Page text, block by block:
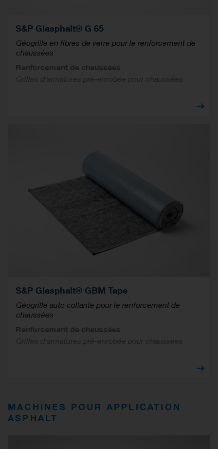
S&P Glasphalt® G 65
Géogrille en fibres de verre pour le renforcement de
chaussées
Renforcement de chaussées
Grilles d'armatures pré-enrobée pour chaussées
S&P Glasphalt® GBM Tape
Géogrille auto collante pour le renforcement de
chaussées
Renforcement de chaussées
Grilles d'armatures pré-enrobée pour chaussées
MACHINES POUR APPLICATION
ASPHALT